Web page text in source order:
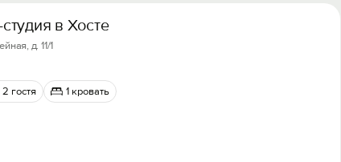
в Хосте
д. 11/1
2 гостя 1 кровать